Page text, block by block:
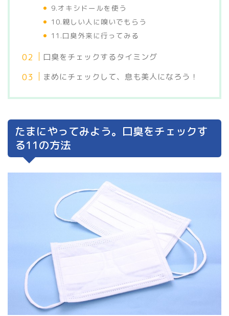
9.オキシドールを使う
10.親しい人に嗅いでもらう
11.口臭外来に行ってみる
口臭をチェックするタイミング
まめにチェックして、息も美人になろう！
たまにやってみよう。口臭をチェックす
る11の方法